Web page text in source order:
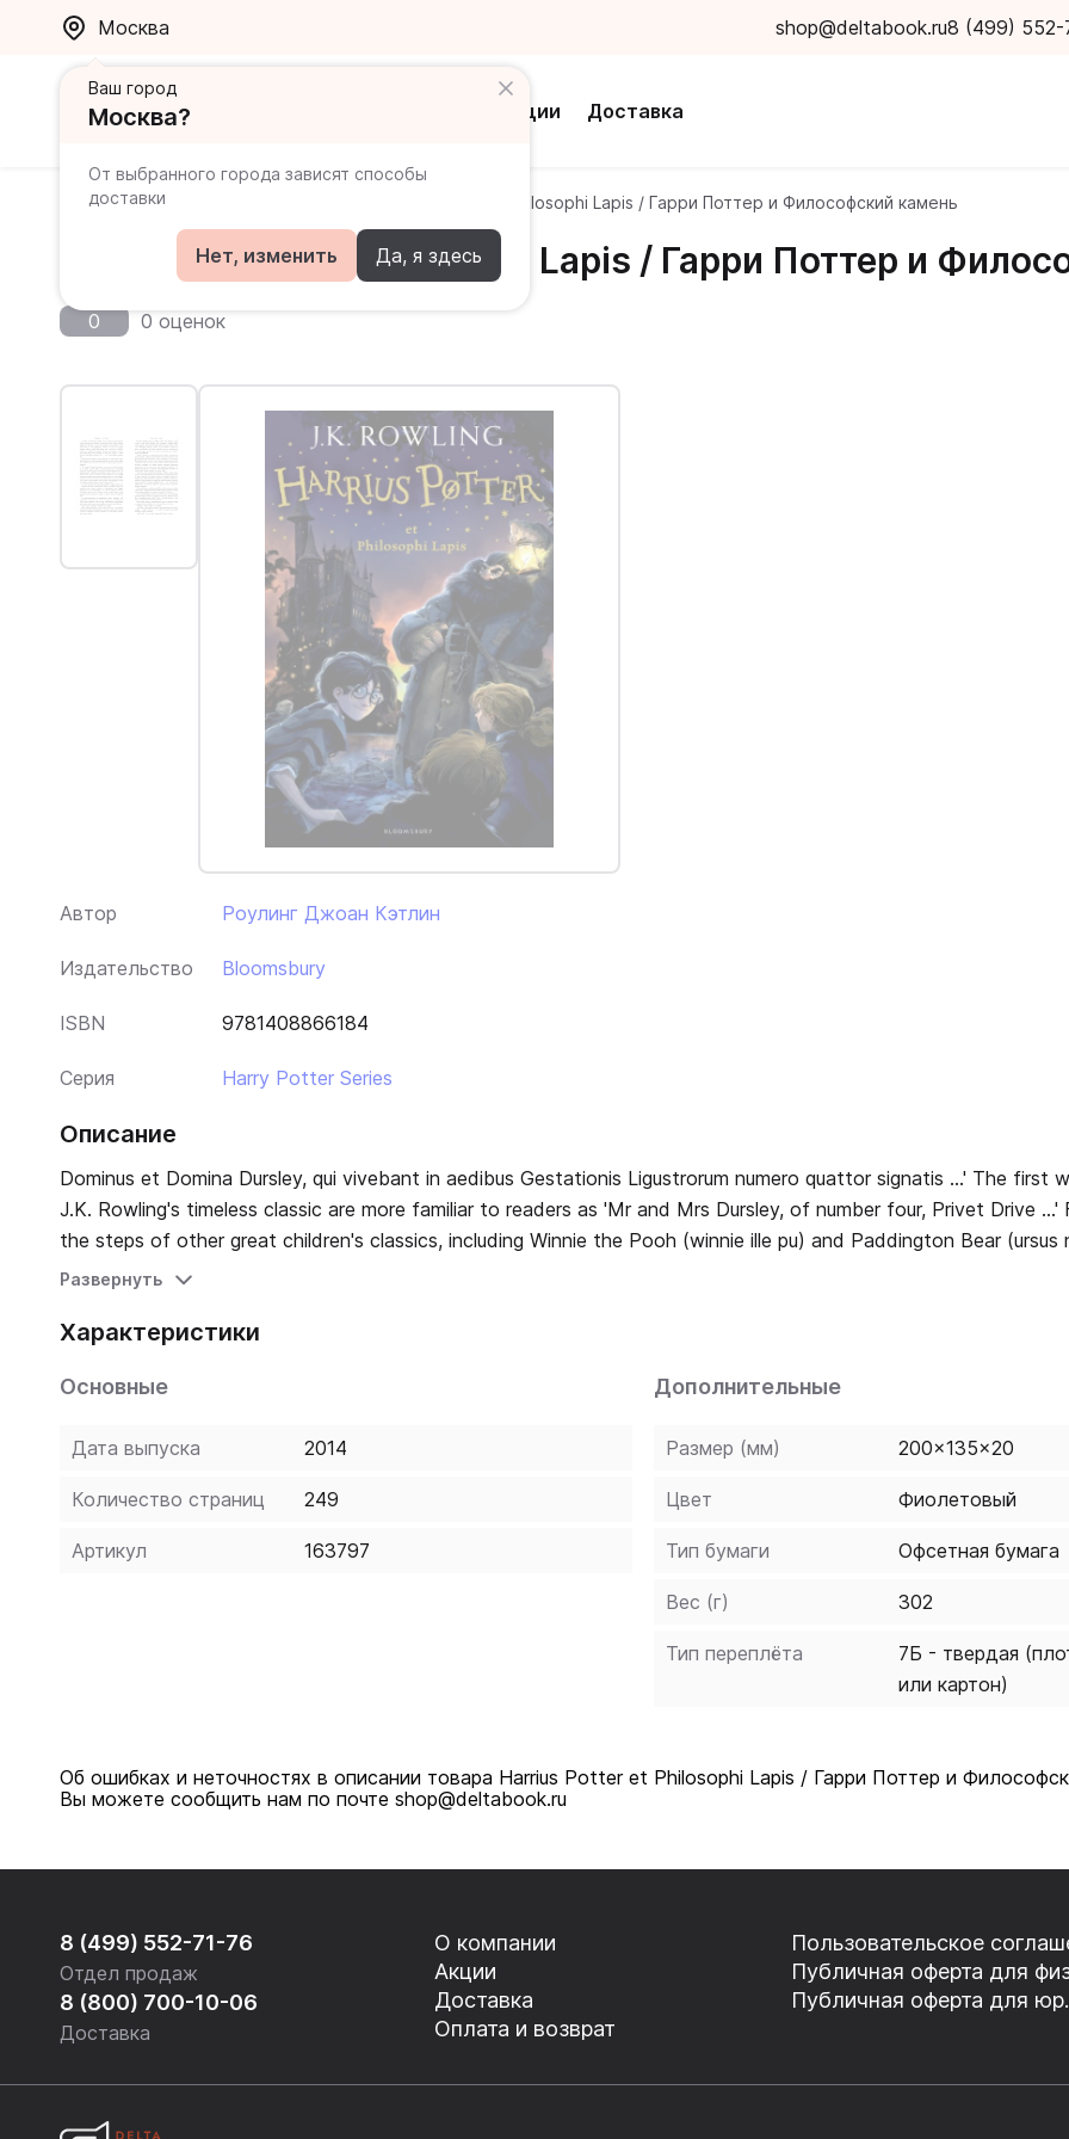
Москва shop@deltabook.ru8 (499) 552-
Акции Доставка
Ваш город
Москва?
От выбранного города зависят способы
доставки
Нет, изменить Да, я здесь
Главная Каталог Harrius Potter et Philosophi Lapis / Гарри Поттер и Философский камень
Harrius Potter et Philosophi Lapis / Гарри Поттер и
0 0 оценок
Автор Роулинг Джоан Кэтлин
Издательство Bloomsbury
ISBN 9781408866184
Серия Harry Potter Series
Описание
Dominus et Domina Dursley, qui vivebant in aedibus Gestationis Ligustrorum numero quattor signatis ...' The first words of
J.K. Rowling's timeless classic are more familiar to readers as 'Mr and Mrs Dursley, of number four, Privet Drive ...'
the steps of other great children's classics, including Winnie the Pooh (winnie ille pu) and Paddington Bear (ursus
paddington), Harry Potter and the Philosopher's Stone is available in Latin. Learners and lovers of Latin will
stunning new cover art from Jonny Duddle.
Развернуть
Характеристики
Основные
Дата выпуска 2014
Количество страниц 249
Артикул 163797
Дополнительные
Размер (мм) 200x135x20
Цвет Фиолетовый
Тип бумаги Офсетная бумага
Вес (г) 302
Тип переплёта
7Б - твердая
или картон)
Об ошибках и неточностях в описании товара Harrius Potter et Philosophi Lapis / Гарри Поттер и
Вы можете сообщить нам по почте shop@deltabook.ru
8 (499) 552-71-76
Отдел продаж
8 (800) 700-10-06
Доставка
О компании
Акции
Доставка
Оплата и возврат
Пользовательское
Публичная оферта для
Публичная оферта для